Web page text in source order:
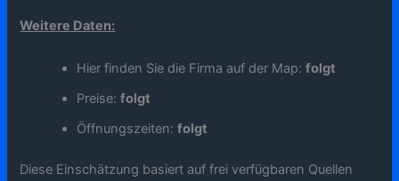
Weitere Daten:
Hier finden Sie die Firma auf der Map:folgt
Preise:folgt
Öffnungszeiten:folgt
Diese Einschätzung basiert auf frei verfügbaren Quellen